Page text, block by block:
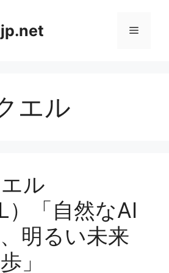
メ
エル
ル
）「自然なAI
明るい未来
」